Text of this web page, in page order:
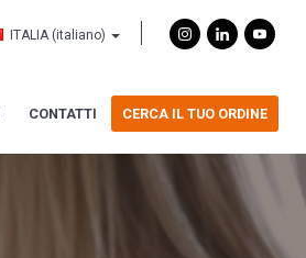
ITALIA (italiano)
CONTATTI CERCA IL TUO ORDINE